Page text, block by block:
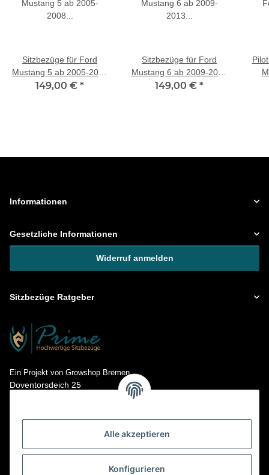
Alle akzeptieren
Konfigurieren
Sitzbezüge für Ford
Mustang 5 ab 2005-2008
(Schwarz-Grau) HEPH1 |
149,00 € *
Sitzbezüge für Ford
Mustang 6 ab 2009-2013
(Schwarz-Grau) HEPH1 |
149,00 € *
Informationen
Gesetzliche Informationen
Widerruf anmelden
Sitzbezüge Ratgeber
Ein Projekt von Growshop Bremen
Doventorsdeich 25
Kontakt: info@prime-sitzbezuege.de